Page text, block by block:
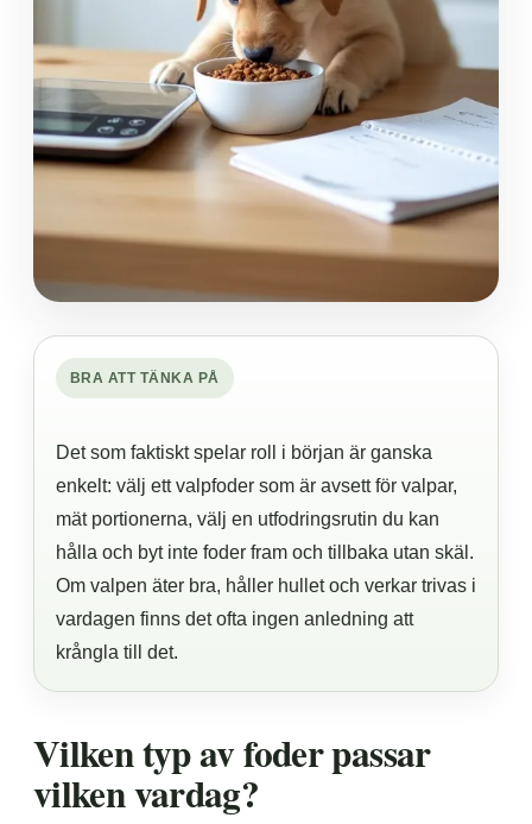
BRA ATT TÄNKA PÅ
Det som faktiskt spelar roll i början är ganska
enkelt: välj ett valpfoder som är avsett för valpar,
mät portionerna, välj en utfodringsrutin du kan
hålla och byt inte foder fram och tillbaka utan skäl.
Om valpen äter bra, håller hullet och verkar trivas i
vardagen finns det ofta ingen anledning att
krångla till det.
Vilken typ av foder passar
vilken vardag?